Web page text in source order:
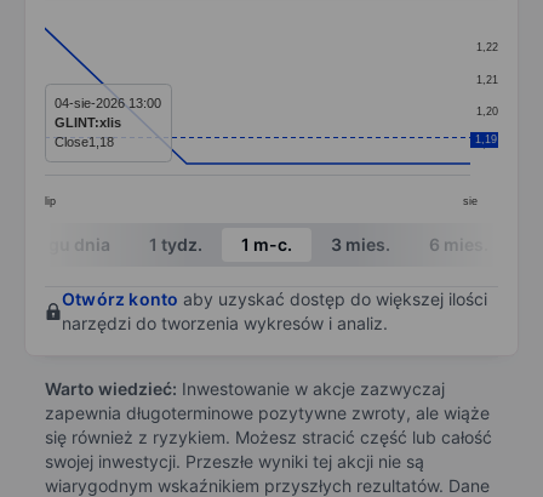
Line chart with 4 data points.
The chart has 1 X axis displaying categories.
The chart has 1 Y axis displaying values. Data ranges
lip sie
1,19
1,20
1,21
1,22
1,19
04-sie-2026 13:00
GLINT:xlis
Close1,18
End of interactive chart.
W ciągu dnia 1 tydz. 1 m-c. 3 mies. 6 mies.
Otwórz konto aby uzyskać dostęp do większej ilości
narzędzi do tworzenia wykresów i analiz.
Warto wiedzieć: Inwestowanie w akcje zazwyczaj
zapewnia długoterminowe pozytywne zwroty, ale wiąże
się również z ryzykiem. Możesz stracić część lub całość
swojej inwestycji. Przeszłe wyniki tej akcji nie są
wiarygodnym wskaźnikiem przyszłych rezultatów. Dane